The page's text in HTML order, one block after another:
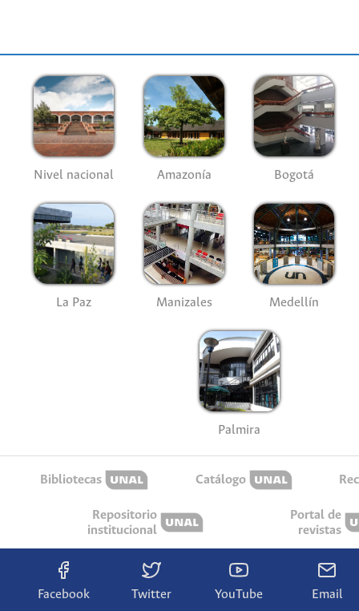
Nivel nacional Amazonía Bogotá
La Paz Manizales Medellín
Palmira
Bibliotecas Catálogo
Repositorio
institucional
Portal de
revistas
Facebook Twitter YouTube Email